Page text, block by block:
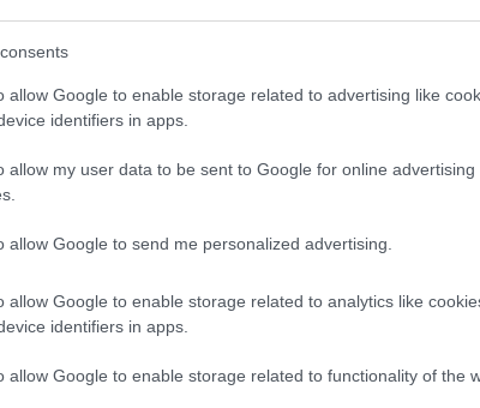
allow Google to enable storage related to advertising like
identifiers in apps.
allow my user data to be sent to Google for online advertising
allow Google to send me personalized advertising.
allow Google to enable storage related to analytics like
identifiers in apps.
allow Google to enable storage related to functionality of the
lo steepening della curva USA, con particolare
nella parte intermedia della curva, dai 5 ai 7 anni,
solidi che offrono rendimenti
simili.